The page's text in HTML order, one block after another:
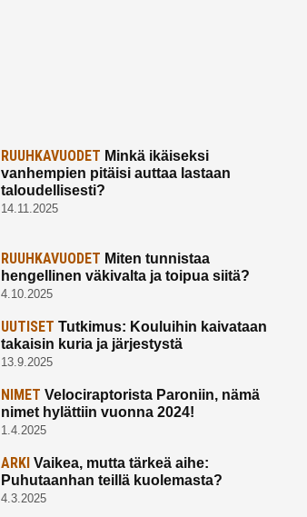
RUUHKAVUODET Minkä ikäiseksi
vanhempien pitäisi auttaa lastaan
taloudellisesti?
14.11.2025
RUUHKAVUODET Miten tunnistaa
hengellinen väkivalta ja toipua siitä?
4.10.2025
UUTISET Tutkimus: Kouluihin kaivataan
takaisin kuria ja järjestystä
13.9.2025
NIMET Velociraptorista Paroniin, nämä
nimet hylättiin vuonna 2024!
1.4.2025
ARKI Vaikea, mutta tärkeä aihe:
Puhutaanhan teillä kuolemasta?
4.3.2025